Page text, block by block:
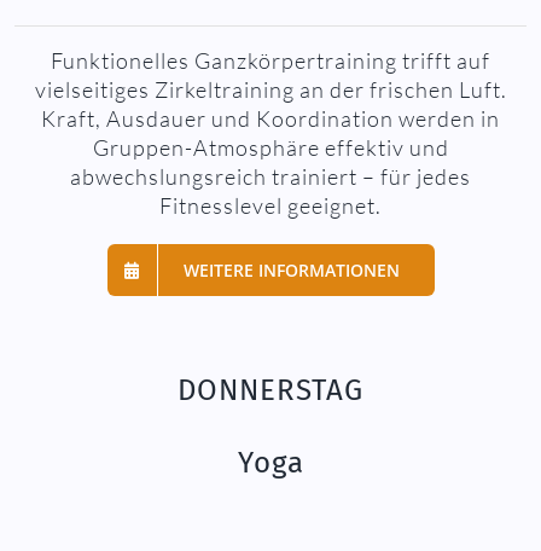
Funktionelles Ganzkörpertraining trifft auf
vielseitiges Zirkeltraining an der frischen Luft.
Kraft, Ausdauer und Koordination werden in
Gruppen-Atmosphäre effektiv und
abwechslungsreich trainiert – für jedes
Fitnesslevel geeignet.
WEITERE INFORMATIONEN
DONNERSTAG
Yoga